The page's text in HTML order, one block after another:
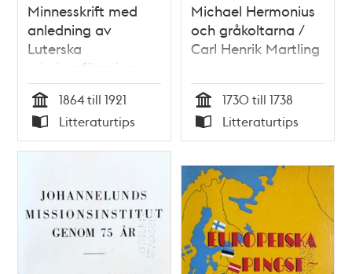
Minnesskrift med
anledning av
Luterska
missionsföreningens
i Stockholm
femtioåriga tillvaro
1921
Tid
1864 till 1921
Typ
Litteraturtips
Michael Hermonius
och gråkoltarna /
Carl Henrik Martling
Tid
1730 till 1738
Typ
Litteraturtips